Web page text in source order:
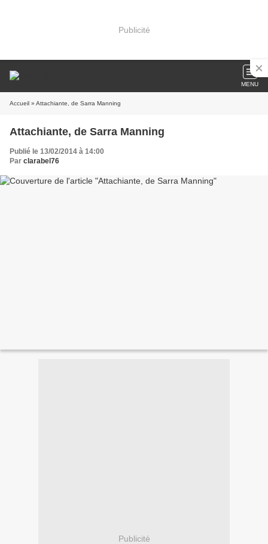
Publicité
MENU
Accueil » Attachiante, de Sarra Manning
Attachiante, de Sarra Manning
Publié le 13/02/2014 à 14:00
Par clarabel76
Publicité